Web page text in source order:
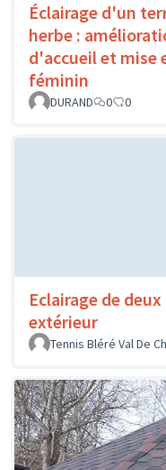
Éclairage d'un
herbe :
d'accueil et mise
féminin
DURAND 0 0
Eclairage de
extérieur
Tennis Bléré Val De